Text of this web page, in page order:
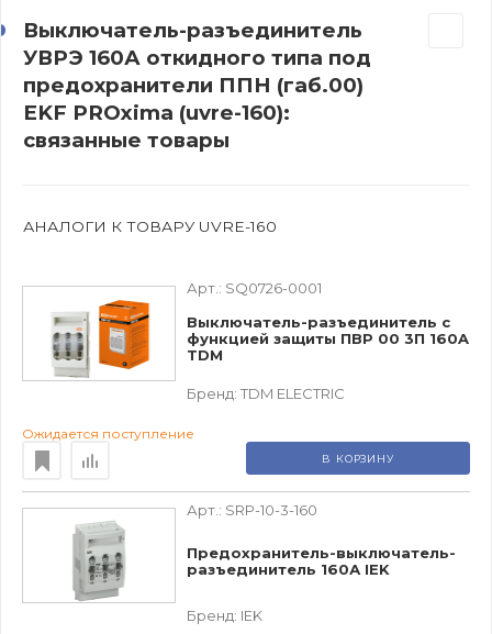
Выключатель-разъединитель
УВРЭ 160А откидного типа под
предохранители ППН (габ.00)
EKF PROxima (uvre-160):
связанные товары
АНАЛОГИ К ТОВАРУ UVRE-160
Арт.: SQ0726-0001
Выключатель-разъединитель с
функцией защиты ПВР 00 3П 160A
TDM
Бренд: TDM ЕLECTRIC
Ожидается поступление
В КОРЗИНУ
Арт.: SRP-10-3-160
Предохранитель-выключатель-
разъединитель 160А IEK
Бренд: IEK